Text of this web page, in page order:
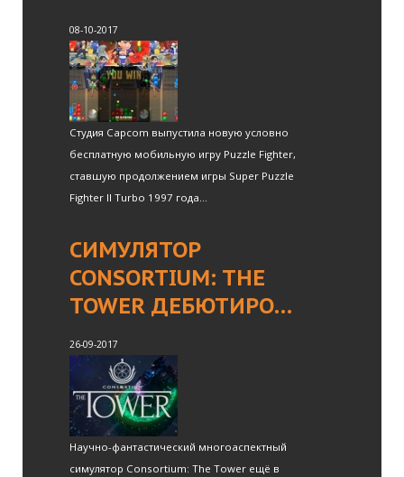
08-10-2017
Студия Capcom выпустила новую условно
бесплатную мобильную игру Puzzle Fighter,
ставшую продолжением игры Super Puzzle
Fighter II Turbo 1997 года...
СИМУЛЯТОР
CONSORTIUM: THE
TOWER ДЕБЮТИРО…
26-09-2017
Научно-фантастический многоаспектный
симулятор Consortium: The Tower ещё в